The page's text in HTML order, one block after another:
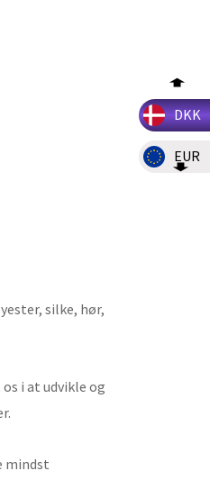
DKK
EUR
silke, hør,
i at udvikle og
mindst